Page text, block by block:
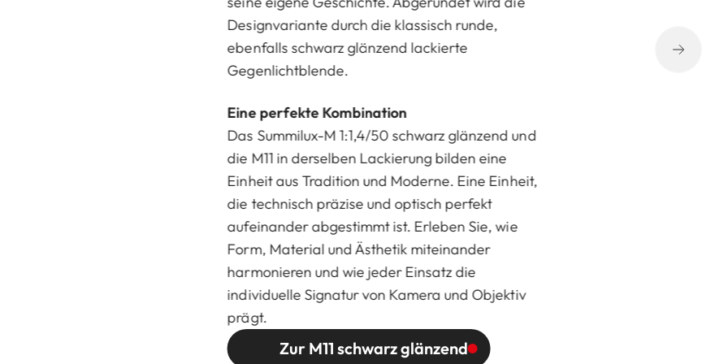
Designvariante durch die klassisch runde,
ebenfalls schwarz glänzend lackierte
Gegenlichtblende.
Eine perfekte Kombination
Das Summilux-M 1:1,4/50 schwarz glänzend und
die M11 in derselben Lackierung bilden eine
Einheit aus Tradition und Moderne. Eine Einheit,
die technisch präzise und optisch perfekt
aufeinander abgestimmt ist. Erleben Sie, wie
Form, Material und Ästhetik miteinander
harmonieren und wie jeder Einsatz die
individuelle Signatur von Kamera und Objektiv
prägt.
Zur M11 schwarz glänzend